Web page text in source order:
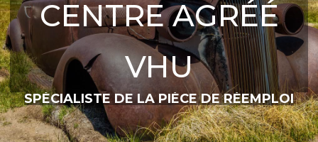
CENTRE AGRÉÉ
VHU
SPÉCIALISTE DE LA PIÈCE DE RÉEMPLOI